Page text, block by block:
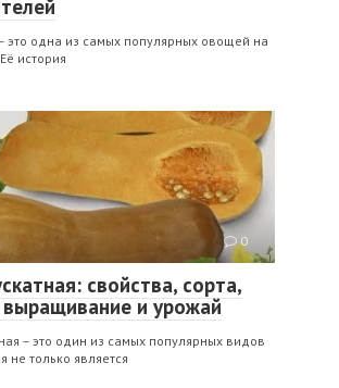
это одна из самых популярных овощей на
история
0
свойства, сорта,
выращивание и урожай
– это один из самых популярных видов
не только является